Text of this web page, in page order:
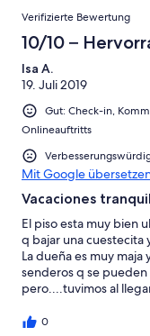
Verifizierte Bewertung
10/10 –
Isa A.
19. Juli 2019
Gut: Check-in,
Onlineauftritts
Mit Google
Vacaciones
El piso esta muy bien
q bajar una cuestecita
La dueña es muy
senderos q se
pero....tuvimos al
un momento puntual.
0